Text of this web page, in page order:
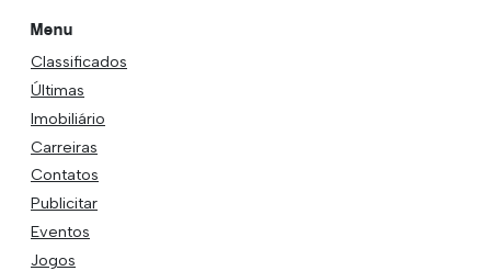
Menu
Classificados
Últimas
Imobiliário
Carreiras
Contatos
Publicitar
Eventos
Jogos